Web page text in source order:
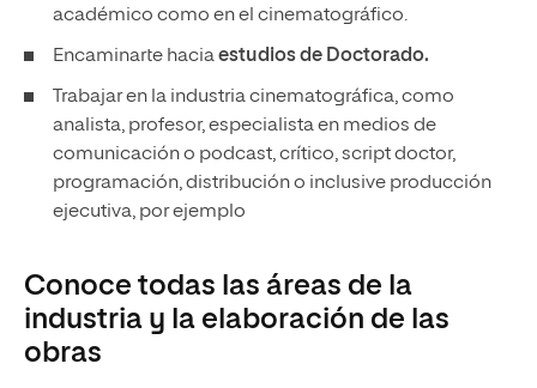
académico como en el cinematográfico.
Encaminarte haciaestudios de Doctorado.
Trabajar en la industria cinematográfica, como
analista, profesor, especialista en medios de
comunicación o podcast, crítico, script doctor,
programación, distribución o inclusive producción
ejecutiva, por ejemplo
Conoce todas las áreas de la
industria y la elaboración de las
obras